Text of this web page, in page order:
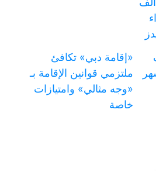
«إقامة دبي» تكافئ
ملتزمي قوانين الإقامة بـ
«وجه مثالي» وامتيازات
خاصة